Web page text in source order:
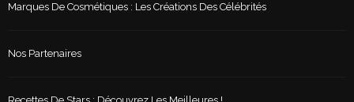
Marques De Cosmétiques : Les Créations Des Célébrités
Nos Partenaires